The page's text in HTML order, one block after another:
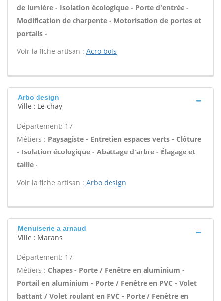
de lumière - Isolation écologique - Porte d'entrée -
Modification de charpente - Motorisation de portes et
portails -
Voir la fiche artisan : Acro bois
Arbo design
Ville : Le chay
Département: 17
Métiers : Paysagiste - Entretien espaces verts - Clôture
- Isolation écologique - Abattage d'arbre - Élagage et
taille -
Voir la fiche artisan : Arbo design
Menuiserie a arnaud
Ville : Marans
Département: 17
Métiers : Chapes - Porte / Fenêtre en aluminium -
Portail en aluminium - Porte / Fenêtre en PVC - Volet
battant / Volet roulant en PVC - Porte / Fenêtre en